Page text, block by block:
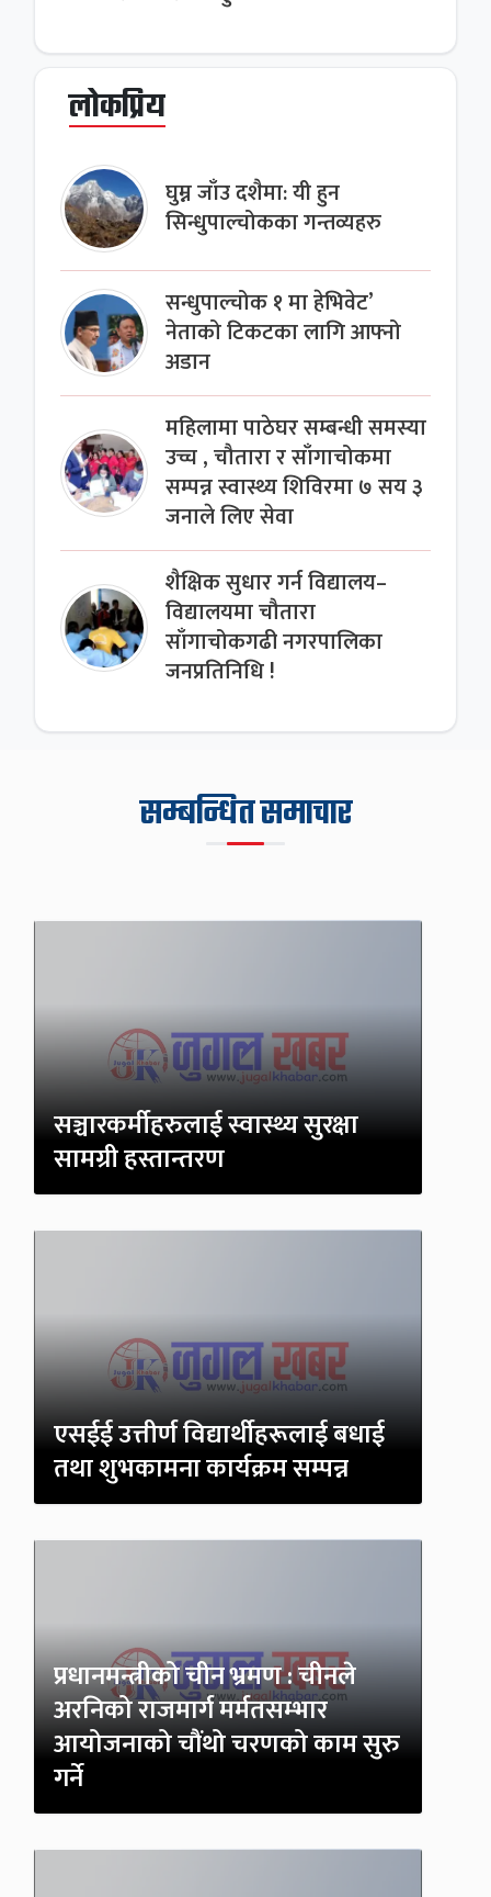
लोकप्रिय
घुम्न जाँउ दशैमा: यी हुन
सिन्धुपाल्चोकका गन्तव्यहरु
सन्धुपाल्चोक १ मा हेभिवेट’
नेताको टिकटका लागि आफ्नो
अडान
महिलामा पाठेघर सम्बन्धी समस्या
उच्च , चौतारा र साँगाचोकमा
सम्पन्न स्वास्थ्य शिविरमा ७ सय ३
जनाले लिए सेवा
शैक्षिक सुधार गर्न विद्यालय–
विद्यालयमा चौतारा
साँगाचोकगढी नगरपालिका
जनप्रतिनिधि !
सम्बन्धित समाचार
सञ्चारकर्मीहरुलाई स्वास्थ्य सुरक्षा
सामग्री हस्तान्तरण
एसईई उत्तीर्ण विद्यार्थीहरूलाई बधाई
तथा शुभकामना कार्यक्रम सम्पन्न
प्रधानमन्त्रीको चीन भ्रमण : चीनले
अरनिको राजमार्ग मर्मतसम्भार
आयोजनाको चौंथो चरणको काम सुरु
गर्ने